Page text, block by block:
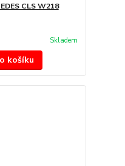
CLS W218
Skladem
košíku